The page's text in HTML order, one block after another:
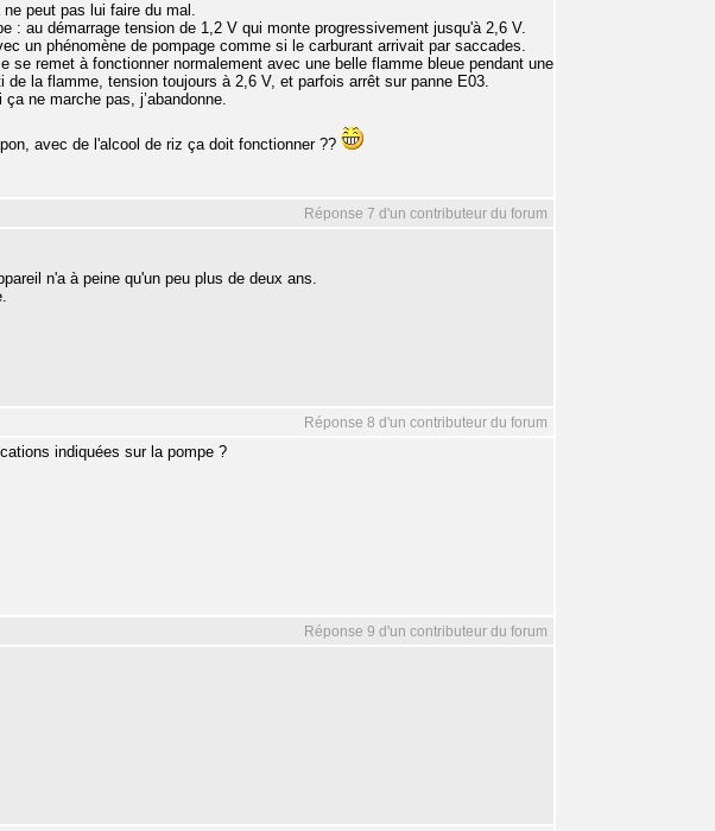
peut pas lui faire du mal.
: au démarrage tension de 1,2 V qui monte progressivement jusqu'à 2,6 V.
un phénomène de pompage comme si le carburant arrivait par saccades.
se remet à fonctionner normalement avec une belle flamme bleue pendant une
la flamme, tension toujours à 2,6 V, et parfois arrêt sur panne E03.
ne marche pas, j’abandonne.
avec de l'alcool de riz ça doit fonctionner ??
Réponse 7 d'un contributeur du forum
n'a à peine qu'un peu plus de deux ans.
Réponse 8 d'un contributeur du forum
indiquées sur la pompe ?
Réponse 9 d'un contributeur du forum